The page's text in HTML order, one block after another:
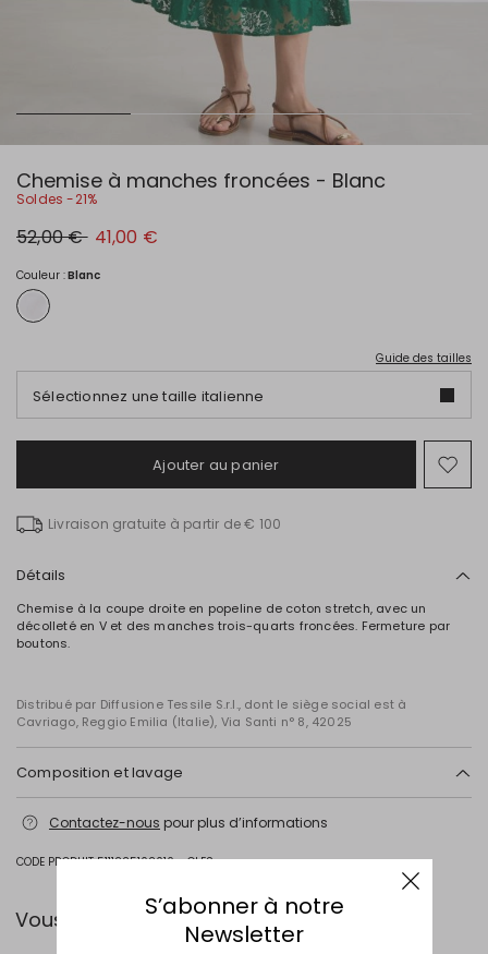
Chemise à manches froncées - Blanc
Soldes -21%
Prix
original
€
52,00 €
Nouveau
prix
€
41,00 €
Couleur :Blanc
Guide des tailles
Sélectionnez une taille italienne
Ajouter au panier
Livraison gratuite à partir de € 100
Détails
Chemise à la coupe droite en popeline de coton stretch, avec un
décolleté en V et des manches trois-quarts froncées. Fermeture par
boutons.
Distribué par Diffusione Tessile S.r.l., dont le siège social est à
Cavriago, Reggio Emilia (Italie), Via Santi n° 8, 42025
Composition et lavage
séchage en tambour interdit; sécher normalement à l'ombre;
: Fiche produit relative aux qualités ou
caractéristiques environnementales
Contactez-nous pour plus d’informations
CODE PRODUIT 5111225102010 - CLES
Vous pouvez l’associer avec…
S’abonner à notre
Newsletter